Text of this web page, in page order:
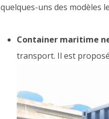
quelques-uns des modèles
Container maritime
transport. Il est